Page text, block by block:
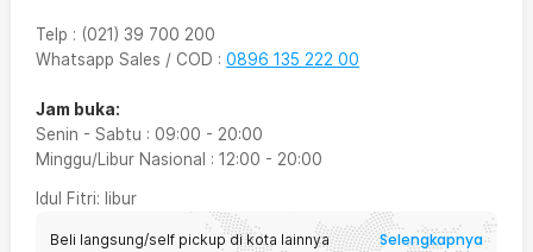
Telp : (021) 39 700 200
Whatsapp Sales / COD : 0896 135 222 00
Jam buka:
Senin - Sabtu : 09:00 - 20:00
Minggu/Libur Nasional : 12:00 - 20:00
Idul Fitri: libur
Beli langsung/self pickup di kota lainnya Selengkapnya